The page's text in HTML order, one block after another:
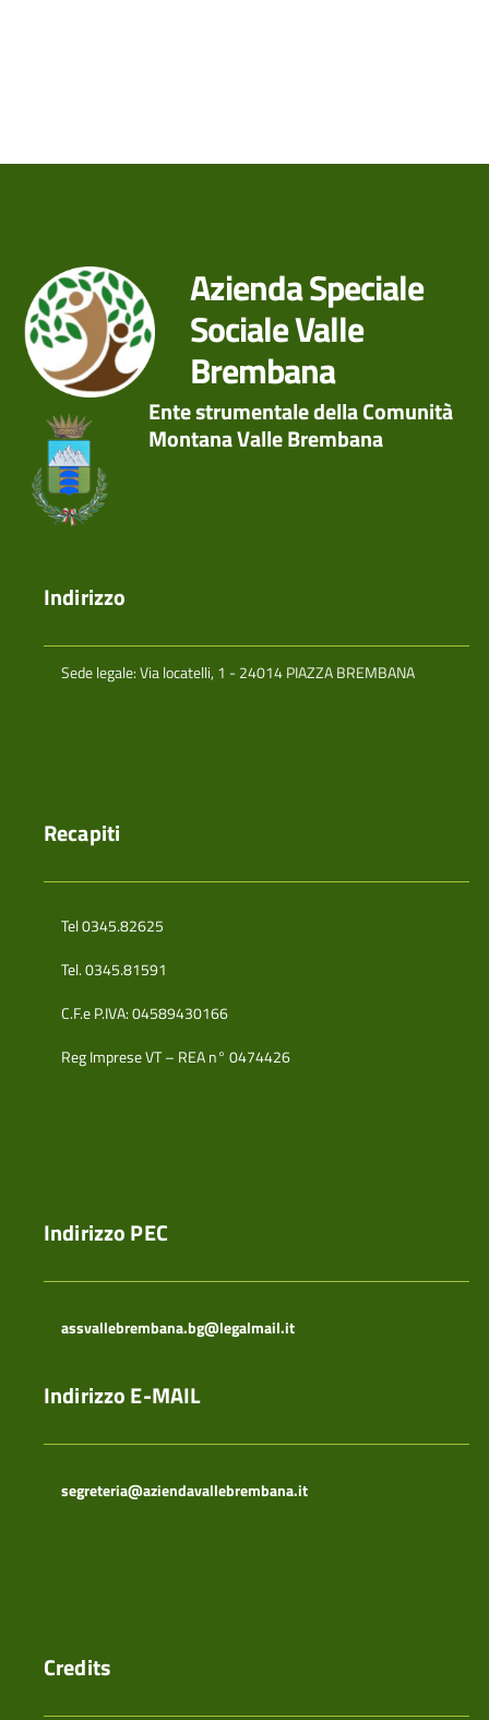
Azienda Speciale
Sociale Valle
Brembana
Ente strumentale della Comunità
Montana Valle Brembana
Indirizzo
Sede legale: Via locatelli, 1 - 24014 PIAZZA BREMBANA
Recapiti
Tel 0345.82625
Tel. 0345.81591
C.F.e P.IVA: 04589430166
Reg Imprese VT – REA n° 0474426
Indirizzo PEC
assvallebrembana.bg@legalmail.it
Indirizzo E-MAIL
segreteria@aziendavallebrembana.it
Credits